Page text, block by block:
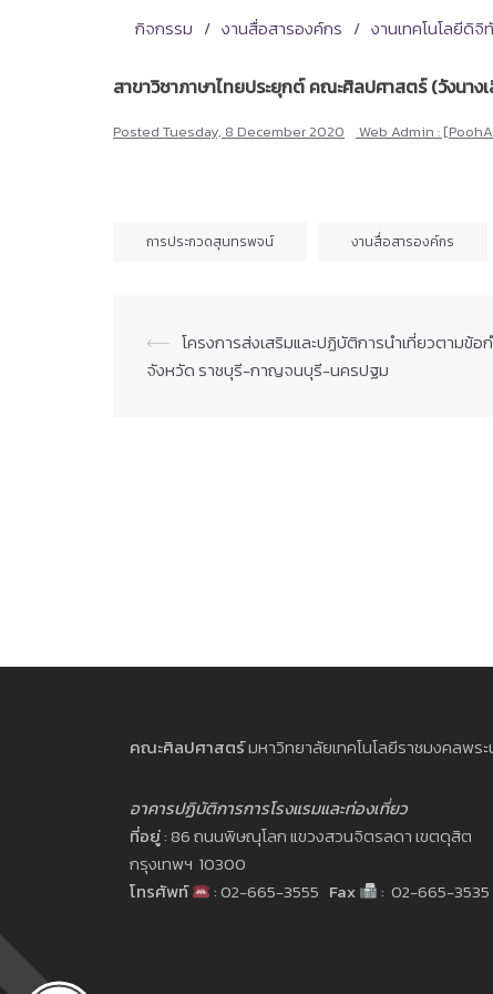
กิจกรรม งานสื่อสารองค์กร งานเทคโนโลยีดิ
สาขาวิชาภาษาไทยประยุกต์ คณะศิลปศาสตร์ (วังนา
Posted Tuesday, 8 December 2020 Web Admin :
การประกวดสุนทรพจน์ งานสื่อสารองค์กร
Post
navigation
⟵ โครงการส่งเสริมและปฏิบัติการนำเที่ยวตามข้
จังหวัด​ ราชบุรี-กาญจนบุรี-นครปฐม
คณะศิลปศาสตร์มหาวิทยาลัยเทคโนโลยีราชมงคลพร
อาคารปฏิบัติการการโรงแรมและท่องเที่ยว
ที่อยู่: 86 ถนนพิษณุโลก แขวงสวนจิตรลดา เขตดุสิต
กรุงเทพฯ 10300
โทรศัพท์
: 02-665-3555 Fax : 02-665-3535